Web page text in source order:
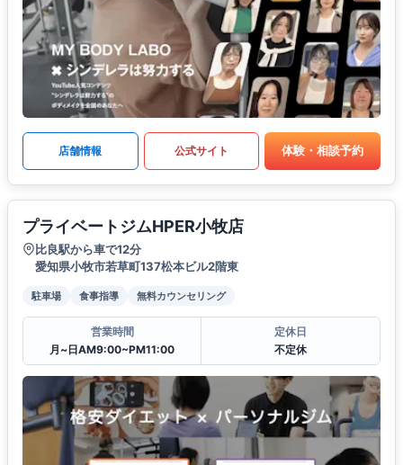
店舗情報 公式サイト 体験・相談予約
プライベートジムHPER小牧店
比良駅から車で12分
愛知県小牧市若草町137松本ビル2階東
駐車場 食事指導 無料カウンセリング
営業時間
月~日AM9:00~PM11:00
定休日
不定休